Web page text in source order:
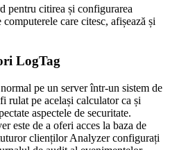
pentru citirea și configurarea
care citesc, afișează și
LogTag
pe un server într-un sistem de
rulat pe același calculator ca și
aspectele de securitate.
este de a oferi acces la baza de
clienților Analyzer configurați